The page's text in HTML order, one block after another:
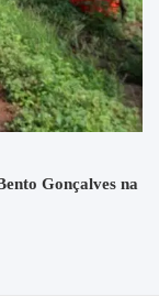
Gonçalves na